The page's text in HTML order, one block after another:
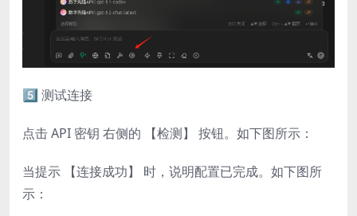
5️⃣ 测试连接
点击 API 密钥 右侧的 【检测】 按钮。如下图所示：
当提示 【连接成功】 时，说明配置已完成。如下图所
示：